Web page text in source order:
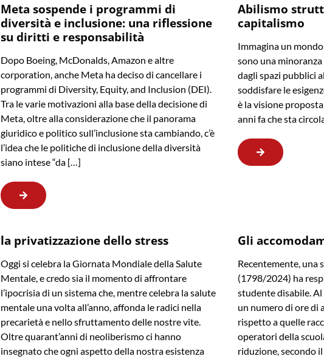
Meta sospende i programmi di
diversità e inclusione: una riflessione
su diritti e responsabilità
Dopo Boeing, McDonalds, Amazon e altre
corporation, anche Meta ha deciso di cancellare i
programmi di Diversity, Equity, and Inclusion (DEI).
Tra le varie motivazioni alla base della decisione di
Meta, oltre alla considerazione che il panorama
giuridico e politico sull’inclusione sta cambiando, c’è
l’idea che le politiche di inclusione della diversità
siano intese “da […]
Abilismo
capitalismo
Immagina un
sono una
dagli spazi pubblici
soddisfare le
è la visione
anni fa che sta
la privatizzazione dello stress
Oggi si celebra la Giornata Mondiale della Salute
Mentale, e credo sia il momento di affrontare
l’ipocrisia di un sistema che, mentre celebra la salute
mentale una volta all’anno, affonda le radici nella
precarietà e nello sfruttamento delle nostre vite.
Oltre quarant’anni di neoliberismo ci hanno
insegnato che ogni aspetto della nostra esistenza
Gli
Recentemente, una
(1798/2024) ha
studente disabile. Al
un numero di ore di
rispetto a quelle
operatori della
riduzione, secondo